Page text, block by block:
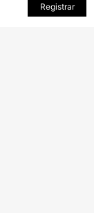
CARRINHO
Registrar